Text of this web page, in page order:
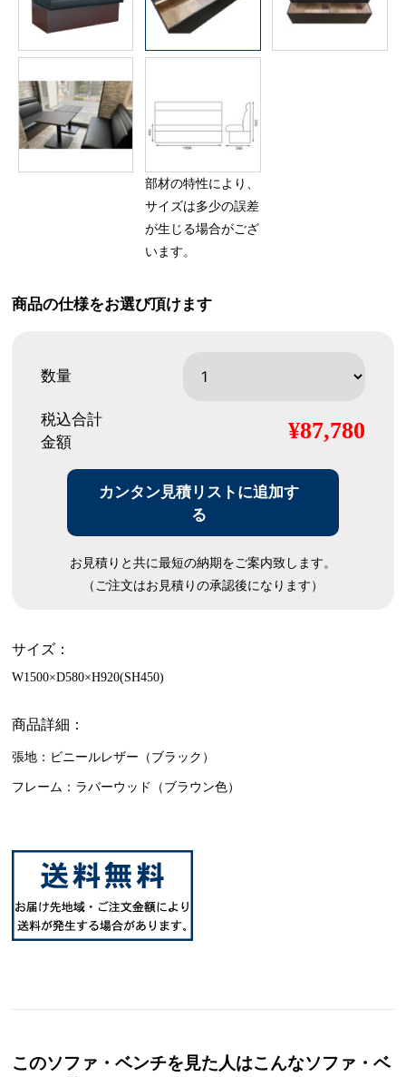
部材の特性により、
サイズは多少の誤差
が生じる場合がござ
います。
商品の仕様をお選び頂けます
数量
税込合計
金額
¥87,780
カンタン見積リストに追加す
る
お見積りと共に最短の納期をご案内致します。
（ご注文はお見積りの承認後になります）
サイズ：
W1500×D580×H920(SH450)
商品詳細：
張地：ビニールレザー（ブラック）
フレーム：ラバーウッド（ブラウン色）
このソファ・ベンチを見た人はこんなソファ・ベ